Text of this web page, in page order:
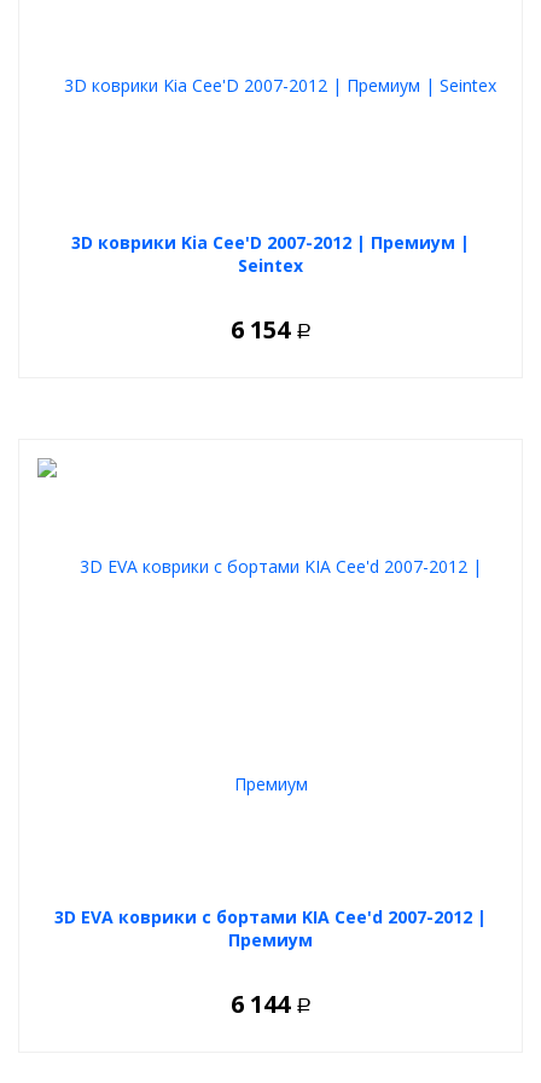
3D коврики Kia Cee'D 2007-2012 | Премиум |
Seintex
6 154 Р
3D EVA коврики с бортами KIA Cee'd 2007-2012 |
Премиум
6 144 Р